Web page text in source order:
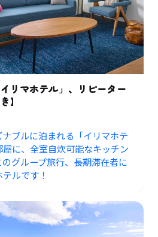
リマホテル」、リピーター
】
ブルに泊まれる「イリマホテ
に、全室自炊可能なキッチン
グループ旅行、長期滞在者に
ルです！